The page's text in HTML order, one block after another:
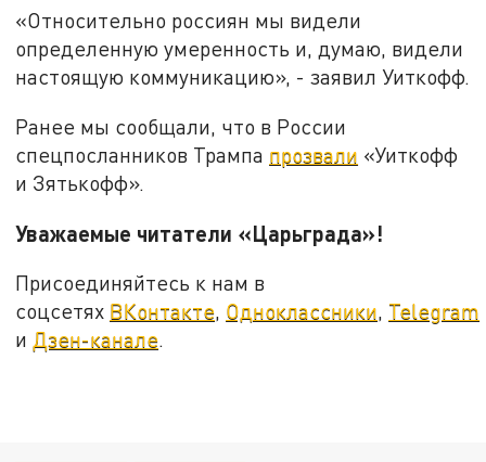
«Относительно россиян мы видели
определенную умеренность и, думаю, видели
настоящую коммуникацию», - заявил Уиткофф.
Ранее мы сообщали, что в России
спецпосланников Трампа прозвали «Уиткофф
и Зятькофф».
Уважаемые читатели «Царьграда»!
Присоединяйтесь к нам в
соцсетях ВКонтакте, Одноклассники, Telegram
и Дзен-канале.